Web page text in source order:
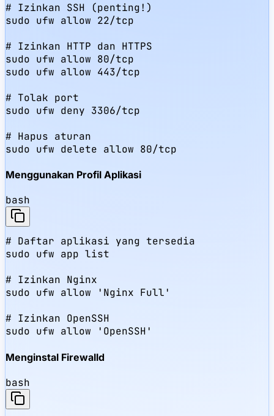
# Izinkan SSH (penting!)
sudo ufw allow 22/tcp
# Izinkan HTTP dan HTTPS
sudo ufw allow 80/tcp
sudo ufw allow 443/tcp
# Tolak port
sudo ufw deny 3306/tcp
# Hapus aturan
sudo ufw delete allow 80/tcp
Menggunakan Profil Aplikasi
bash
# Daftar aplikasi yang tersedia
sudo ufw app list
# Izinkan Nginx
sudo ufw allow 'Nginx Full'
# Izinkan OpenSSH
sudo ufw allow 'OpenSSH'
Menginstal Firewalld
bash